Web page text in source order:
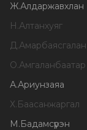
Ж.Алдаржавхлан
Н.Алтанхуяг
Д.Амарбаясгалан
О.Амгаланбаатар
А.Ариунзаяа
Х.Баасанжаргал
М.Бадамсүрэн